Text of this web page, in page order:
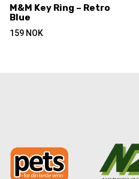
M&M Key Ring – Retro
Blue
159 NOK